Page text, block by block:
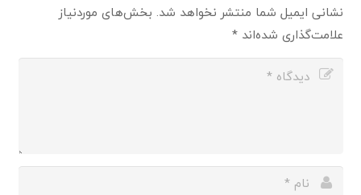
نشانی ایمیل شما منتشر نخواهد شد. بخش‌های موردنیاز
علامت‌گذاری شده‌اند*